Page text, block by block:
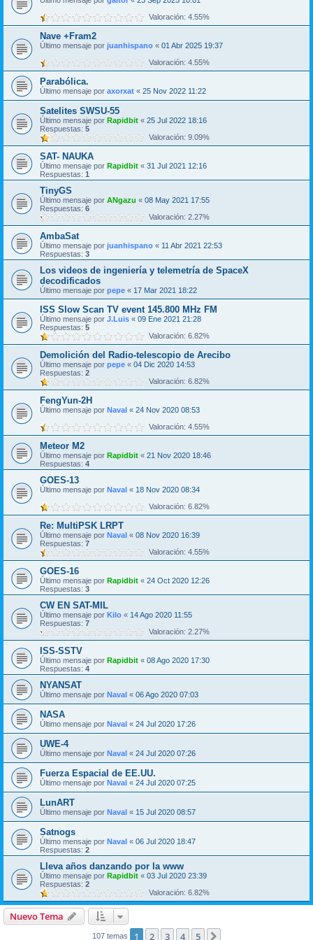
Valoración: 4.55%
Nave +Fram2
Último mensaje por juanhispano « 01 Abr 2025 19:37
Valoración: 4.55%
Parabólica.
Último mensaje por axorxat « 25 Nov 2022 11:22
Satelites SWSU-55
Último mensaje por Rapidbit « 25 Jul 2022 18:16
Respuestas: 5
Valoración: 9.09%
SAT- NAUKA
Último mensaje por Rapidbit « 31 Jul 2021 12:16
Respuestas: 1
TinyGS
Último mensaje por ANgazu « 08 May 2021 17:55
Respuestas: 6
Valoración: 2.27%
AmbaSat
Último mensaje por juanhispano « 11 Abr 2021 22:53
Respuestas: 3
Los videos de ingeniería y telemetría de SpaceX
decodificados
Último mensaje por pepe « 17 Mar 2021 18:22
ISS Slow Scan TV event 145.800 MHz FM
Último mensaje por J.Luis « 09 Ene 2021 21:28
Respuestas: 5
Valoración: 6.82%
Demolición del Radio-telescopio de Arecibo
Último mensaje por pepe « 04 Dic 2020 14:53
Respuestas: 2
Valoración: 6.82%
FengYun-2H
Último mensaje por Naval « 24 Nov 2020 08:53
Valoración: 4.55%
Meteor M2
Último mensaje por Rapidbit « 21 Nov 2020 18:46
Respuestas: 4
GOES-13
Último mensaje por Naval « 18 Nov 2020 08:34
Valoración: 6.82%
Re: MultiPSK LRPT
Último mensaje por Naval « 08 Nov 2020 16:39
Respuestas: 7
Valoración: 4.55%
GOES-16
Último mensaje por Rapidbit « 24 Oct 2020 12:26
Respuestas: 3
CW EN SAT-MIL
Último mensaje por Kilo « 14 Ago 2020 11:55
Respuestas: 7
Valoración: 2.27%
ISS-SSTV
Último mensaje por Rapidbit « 08 Ago 2020 17:30
Respuestas: 4
NYANSAT
Último mensaje por Naval « 06 Ago 2020 07:03
NASA
Último mensaje por Naval « 24 Jul 2020 17:26
UWE-4
Último mensaje por Naval « 24 Jul 2020 07:26
Fuerza Espacial de EE.UU.
Último mensaje por Naval « 24 Jul 2020 07:25
LunART
Último mensaje por Naval « 15 Jul 2020 08:57
Satnogs
Último mensaje por Naval « 06 Jul 2020 18:47
Respuestas: 2
Lleva años danzando por la www
Último mensaje por Rapidbit « 03 Jul 2020 23:39
Respuestas: 2
Valoración: 6.82%
Nuevo Tema
107 temas 1 2 3 4 5